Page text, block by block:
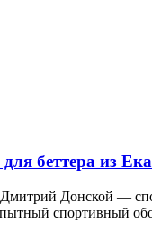
беттера из
Донской —
спортивный